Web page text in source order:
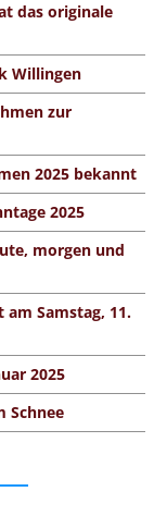
das originale
Willingen
zur
2025 bekannt
2025
morgen und
Samstag, 11.
2025
Schnee